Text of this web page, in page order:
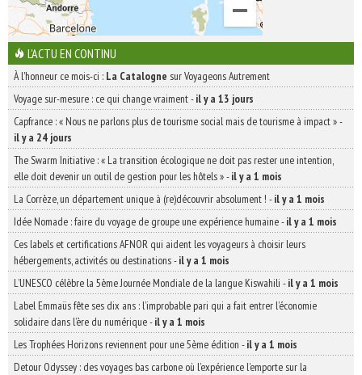
L'ACTU EN CONTINU
À l'honneur ce mois-ci : La Catalogne sur Voyageons Autrement
Voyage sur-mesure : ce qui change vraiment-il y a 13 jours
Capfrance : « Nous ne parlons plus de tourisme social mais de tourisme à impact »-
il y a 24 jours
The Swarm Initiative : « La transition écologique ne doit pas rester une intention,
elle doit devenir un outil de gestion pour les hôtels »-il y a 1 mois
La Corrèze, un département unique à (re)découvrir absolument ! -il y a 1 mois
Idée Nomade : faire du voyage de groupe une expérience humaine-il y a 1 mois
Ces labels et certifications AFNOR qui aident les voyageurs à choisir leurs
hébergements, activités ou destinations-il y a 1 mois
L’UNESCO célèbre la 5ème Journée Mondiale de la langue Kiswahili -il y a 1 mois
Label Emmaüs fête ses dix ans : l’improbable pari qui a fait entrer l’économie
solidaire dans l’ère du numérique-il y a 1 mois
Les Trophées Horizons reviennent pour une 5ème édition -il y a 1 mois
Detour Odyssey : des voyages bas carbone où l’expérience l’emporte sur la